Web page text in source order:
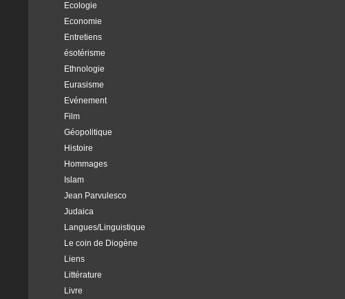
Ecologie
Economie
Entretiens
ésotérisme
Ethnologie
Eurasisme
Evénement
Film
Géopolitique
Histoire
Hommages
Islam
Jean Parvulesco
Judaica
Langues/Linguistique
Le coin de Diogène
Liens
Littérature
Livre